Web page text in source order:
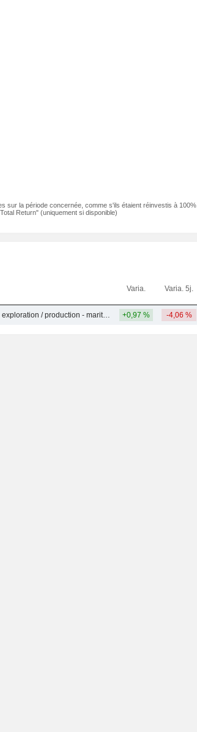
sur la période concernée, comme s'ils étaient réinvestis à 100%.
Return" (uniquement si disponible)
Varia. Varia. 5j.
Pétrole - exploration / production - maritime +0,97 % -4,06 %